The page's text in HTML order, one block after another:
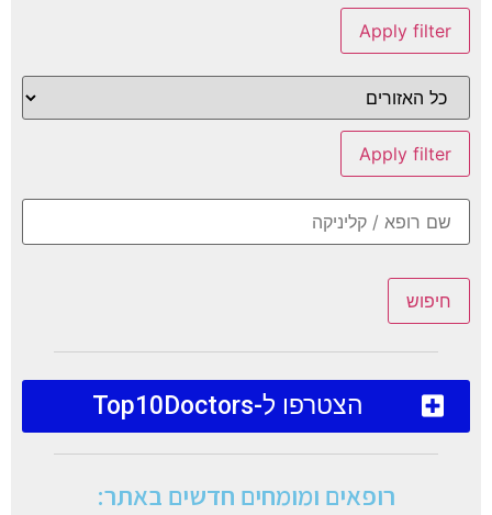
Apply filter
Apply filter
חיפוש
הצטרפו ל-Top10Doctors
רופאים ומומחים חדשים באתר: